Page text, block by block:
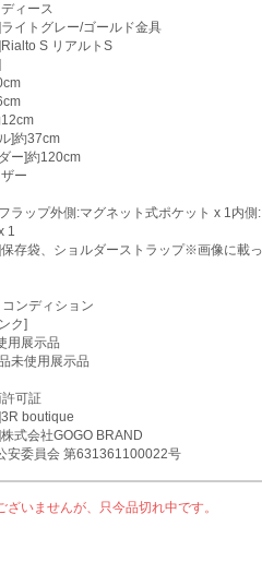
ィース
ライトグレー/ゴールド金具
S リアルトS
]約37cm
ー]約120cm
ー
ラップ外側:マグネット式ポケット x 1内
1
保存袋、ショルダーストラップ※画像に載
ンディション
ク]
用展示品
未使用展示品
可証
boutique
式会社GOGO BRAND
安委員会 第631361100022号
ざいませんが、只今品切れ中です。